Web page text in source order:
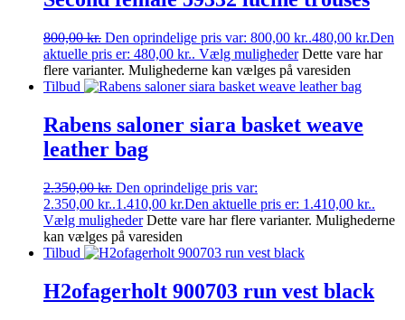
800,00kr. Den oprindelige pris var: 800,00 kr..480,00 kr.Den
aktuelle pris er: 480,00 kr.. Vælg muligheder Dette vare har
flere varianter. Mulighederne kan vælges på varesiden
Tilbud
Rabens saloner siara basket weave
leather bag
2.350,00kr. Den oprindelige pris var:
2.350,00 kr..1.410,00 kr.Den aktuelle pris er: 1.410,00 kr..
Vælg muligheder Dette vare har flere varianter. Mulighederne
kan vælges på varesiden
Tilbud
H2ofagerholt 900703 run vest black